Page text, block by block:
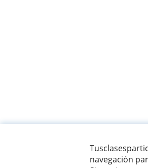
navegación
© 2007 - 2026 Tus